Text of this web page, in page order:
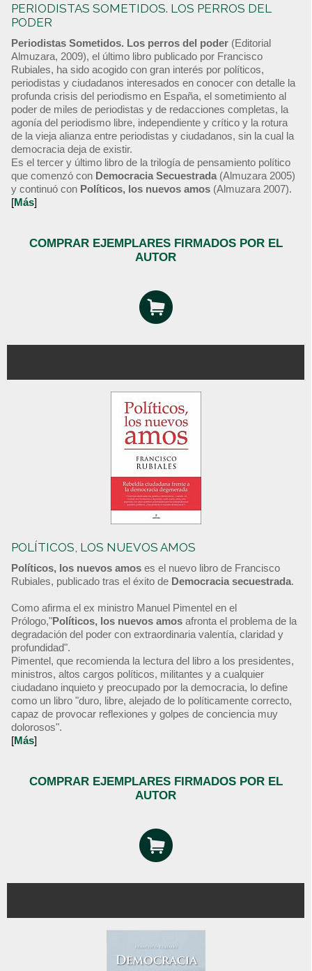
PERIODISTAS SOMETIDOS. LOS PERROS DEL
PODER
Periodistas Sometidos. Los perros del poder (Editorial
Almuzara, 2009), el último libro publicado por Francisco
Rubiales, ha sido acogido con gran interés por políticos,
periodistas y ciudadanos interesados en conocer con detalle la
profunda crisis del periodismo en España, el sometimiento al
poder de miles de periodistas y de redacciones completas, la
agonía del periodismo libre, independiente y crítico y la rotura
de la vieja alianza entre periodistas y ciudadanos, sin la cual la
democracia deja de existir.
Es el tercer y último libro de la trilogía de pensamiento político
que comenzó con Democracia Secuestrada (Almuzara 2005)
y continuó con Políticos, los nuevos amos (Almuzara 2007).
[Más]
COMPRAR EJEMPLARES FIRMADOS POR EL
AUTOR
POLÍTICOS, LOS NUEVOS AMOS
Políticos, los nuevos amos es el nuevo libro de Francisco
Rubiales, publicado tras el éxito de Democracia secuestrada.
Como afirma el ex ministro Manuel Pimentel en el
Prólogo,"Políticos, los nuevos amos afronta el problema de la
degradación del poder con extraordinaria valentía, claridad y
profundidad".
Pimentel, que recomienda la lectura del libro a los presidentes,
ministros, altos cargos políticos, militantes y a cualquier
ciudadano inquieto y preocupado por la democracia, lo define
como un libro "duro, libre, alejado de lo políticamente correcto,
capaz de provocar reflexiones y golpes de conciencia muy
dolorosos".
[Más]
COMPRAR EJEMPLARES FIRMADOS POR EL
AUTOR